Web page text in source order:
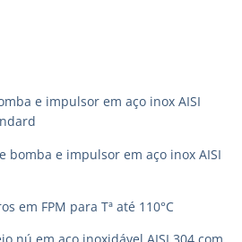
e impulsor em aço inox AISI
bomba e impulsor em aço inox AISI
em FPM para Tª até 110°C